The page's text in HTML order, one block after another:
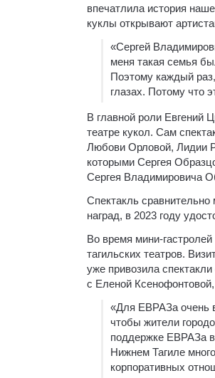
впечатлила история
куклы открывают
«Сергей
меня такая семья
Поэтому каждый
глазах. Потому что
В главной роли Евгений
театре кукол. Сам
Любови Орловой, Лидии
которыми Сергея
Сергея Владимировича
Спектакль
наград, в 2023 году
Во время мини-
тагильских театров.
уже привозила
с Еленой
«Для ЕВРАЗа очень
чтобы жители
поддержке ЕВРАЗа
Нижнем Тагиле
корпоративных